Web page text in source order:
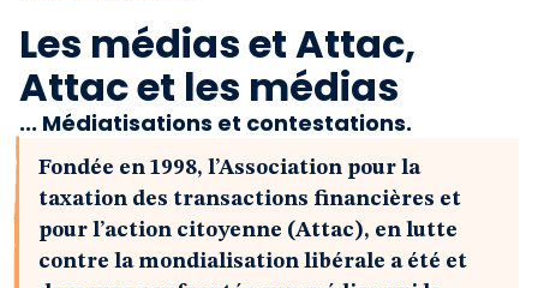
Notre revue
Boutique
Les médias et Attac,
Attac et les médias
... Médiatisations et contestations.
Fondée en 1998, l’Association pour la
taxation des transactions financières et
pour l’action citoyenne (Attac), en lutte
contre la mondialisation libérale a été et